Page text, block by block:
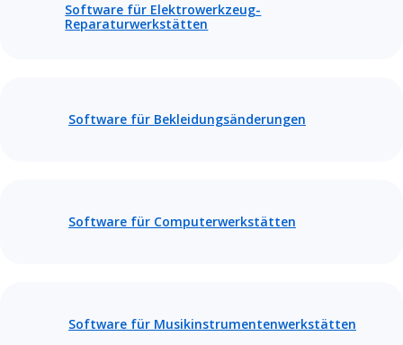
Software für Elektrowerkzeug-
Reparaturwerkstätten
Software für Bekleidungsänderungen
Software für Computerwerkstätten
Software für Musikinstrumentenwerkstätten